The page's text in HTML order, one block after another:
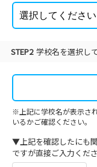
STEP2 学校名を選択し
※上記に学校名が表示さ
いるかご確認ください。
▼上記を確認したにも
ですが直接ご入力くださ